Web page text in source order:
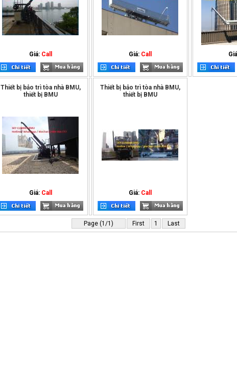
Giá: Call Giá: Call
Thiết bị bảo trì tòa nhà BMU,
thiết bị BMU
Giá: Call
Thiết bị bảo trì tòa nhà BMU,
thiết bị BMU
Giá: Call
Page (1/1) First 1 Last